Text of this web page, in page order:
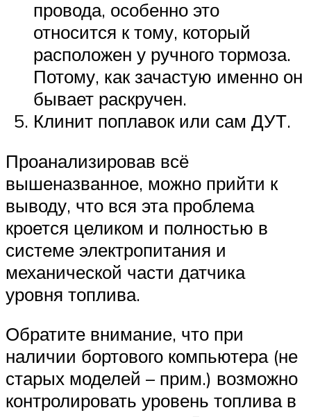
провода, особенно это
относится к тому, который
расположен у ручного тормоза.
Потому, как зачастую именно он
бывает раскручен.
Клинит поплавок или сам ДУТ.
Проанализировав всё
вышеназванное, можно прийти к
выводу, что вся эта проблема
кроется целиком и полностью в
системе электропитания и
механической части датчика
уровня топлива.
Обратите внимание, что при
наличии бортового компьютера (не
старых моделей – прим.) возможно
контролировать уровень топлива в